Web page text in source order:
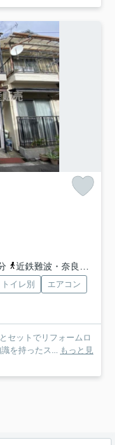
近鉄難波・奈良線「若江岩田」駅 徒歩14分
イレ別
エアコン
セットでリフォームロ
を持ったス... もっと見